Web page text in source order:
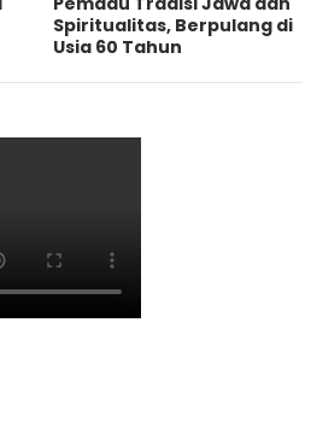
Spiritualitas, Berpulang di
Usia 60 Tahun